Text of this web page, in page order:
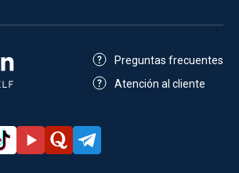
Preguntas frecuentes
Atención al cliente